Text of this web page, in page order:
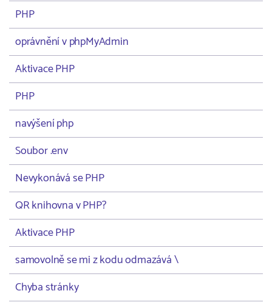
PHP
oprávnění v phpMyAdmin
Aktivace PHP
PHP
navýšení php
Soubor .env
Nevykonává se PHP
QR knihovna v PHP?
Aktivace PHP
samovolně se mi z kodu odmazává \
Chyba stránky